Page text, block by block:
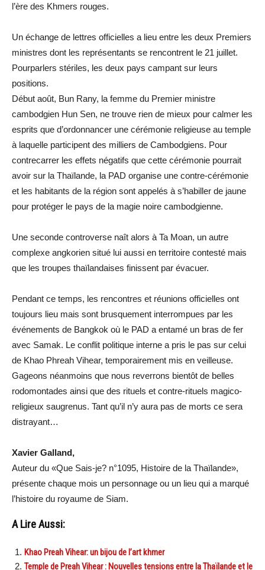
l’ère des Khmers rouges.
Un échange de lettres officielles a lieu entre les deux Premiers
ministres dont les représentants se rencontrent le 21 juillet.
Pourparlers stériles, les deux pays campant sur leurs
positions.
Début août, Bun Rany, la femme du Premier ministre
cambodgien Hun Sen, ne trouve rien de mieux pour calmer les
esprits que d’ordonnancer une cérémonie religieuse au temple
à laquelle participent des milliers de Cambodgiens. Pour
contrecarrer les effets négatifs que cette cérémonie pourrait
avoir sur la Thaïlande, la PAD organise une contre-cérémonie
et les habitants de la région sont appelés à s’habiller de jaune
pour protéger le pays de la magie noire cambodgienne.
Une seconde controverse naît alors à Ta Moan, un autre
complexe angkorien situé lui aussi en territoire contesté mais
que les troupes thaïlandaises finissent par évacuer.
Pendant ce temps, les rencontres et réunions officielles ont
toujours lieu mais sont brusquement interrompues par les
événements de Bangkok où le PAD a entamé un bras de fer
avec Samak. Le conflit politique interne a pris le pas sur celui
de Khao Phreah Vihear, temporairement mis en veilleuse.
Gageons néanmoins que nous reverrons bientôt de belles
rodomontades ainsi que des rituels et contre-rituels magico-
religieux saugrenus. Tant qu’il n’y aura pas de morts ce sera
distrayant…
Xavier Galland,
Auteur du «Que Sais-je? n°1095, Histoire de la Thaïlande»,
présente chaque mois un personnage ou un lieu qui a marqué
l’histoire du royaume de Siam.
A Lire Aussi:
Khao Preah Vihear: un bijou de l’art khmer
Temple de Preah Vihear : Nouvelles tensions entre la Thaïlande et le